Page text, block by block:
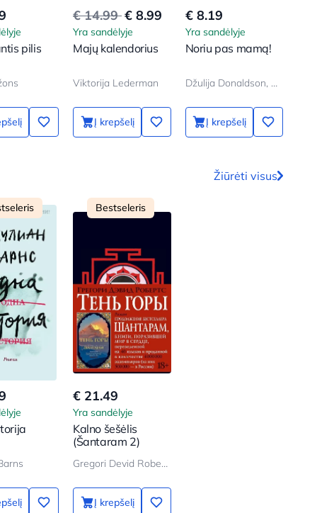
pilis
€ 14.99€ 8.99
Yra sandėlyje
Majų kalendorius
Viktorija Lederman
Į krepšelį
€ 8.19
Yra sandėlyje
Noriu pas mamą!
Džulija Donaldson, Aksel Šeffler
Į krepšelį
Žiūrėti visus
Bestseleris
€ 21.49
Yra sandėlyje
Kalno šešėlis
(Šantaram 2)
Gregori Devid Roberts
Į krepšelį